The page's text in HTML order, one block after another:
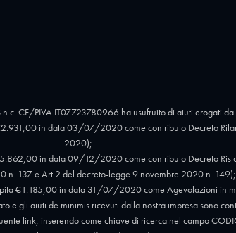
CF/PIVA IT07723780966 ha usufruito di aiuti erogati da
in data 03/07/2020 come contributo Decreto
2020);
in data 09/12/2020 come contributo Decreto
n. 137 e Art.2 del decreto-legge 9 novembre 2020 n. 149);
€1.185,00 in data 31/07/2020 come Agevolazioni in
gli aiuti de minimis ricevuti dalla nostra impresa sono
link, inserendo come chiave di ricerca nel campo